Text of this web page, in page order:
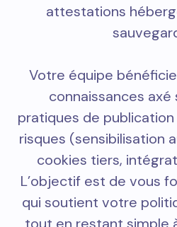
attestations
Votre équipe
connaissances axé
pratiques de
risques (sensibilisation
cookies tiers,
L’objectif est de vous
qui soutient votre
tout en restant simple